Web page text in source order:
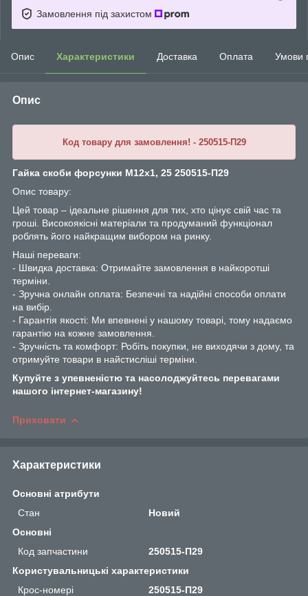
Замовлення під захистом
Опис Характеристики Доставка Оплата Умови
Опис
Код товару для замовлення! - 250515-П29
Гайка скоби форсунки М12х1, 25 250515-П29
Опис товару:
Цей товар – ідеальне рішення для тих, хто цінує свій час та
гроші. Високоякісні матеріали та продуманий функціонал
роблять його найкращим вибором на ринку.
Наші переваги:
- Швидка доставка: Отримайте замовлення в найкоротші
терміни.
- Зручна онлайн оплата: Безпечні та надійні способи оплати
на вибір.
- Гарантія якості: Ми впевнені у нашому товарі, тому надаємо
гарантію на кожне замовлення.
- Зручність та комфорт: Робіть покупки, не виходячи з дому, та
отримуйте товари в найстисліші терміни.
Купуйте з упевненістю та насолоджуйтесь перевагами
нашого інтернет-магазину!
Приховати
Характеристики
Основні атрибути
Стан
Новий
Основні
Код запчастини
250515-П29
Користувальницькі характеристики
Крос-номері
250515-П29